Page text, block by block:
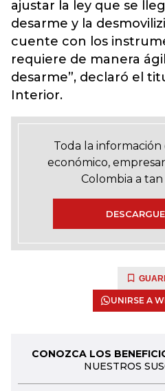
ajustar la ley que se
desarme y la
cuente con los
requiere de manera
desarme”, declaró el
Interior.
Toda la
económico,
Colombia a
UNIRSE A
CONOZCA LOS
NUESTROS